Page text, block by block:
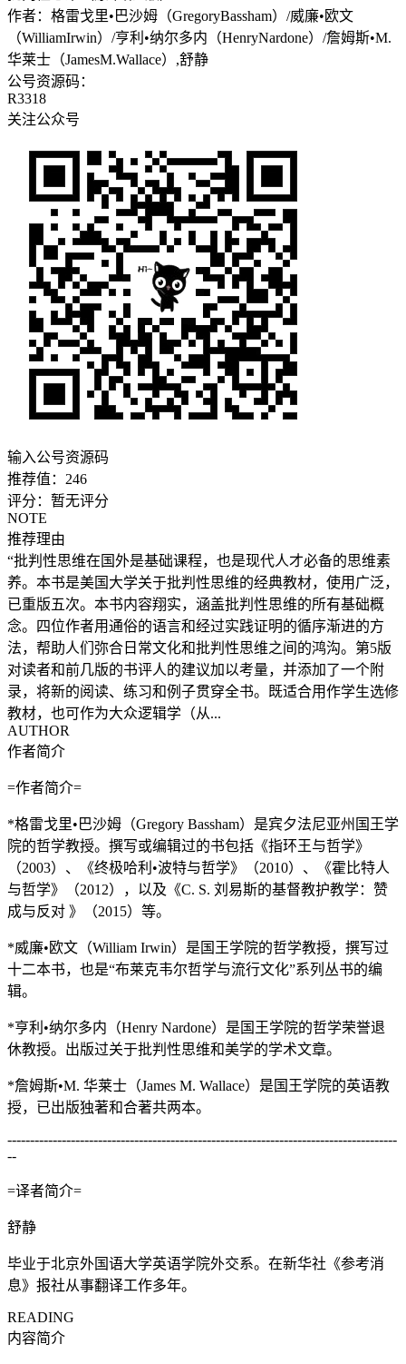
作者： 格雷戈里•巴沙姆（GregoryBassham）/威廉•欧文
（WilliamIrwin）/亨利•纳尔多内（HenryNardone）/詹姆斯•M.
华莱士（JamesM.Wallace）,舒静
公号资源码：
R3318
关注公众号
输入公号资源码
推荐值： 246
评分： 暂无评分
NOTE
推荐理由
“批判性思维在国外是基础课程，也是现代人才必备的思维素
养。本书是美国大学关于批判性思维的经典教材，使用广泛，
已重版五次。本书内容翔实，涵盖批判性思维的所有基础概
念。四位作者用通俗的语言和经过实践证明的循序渐进的方
法，帮助人们弥合日常文化和批判性思维之间的鸿沟。第5版
对读者和前几版的书评人的建议加以考量，并添加了一个附
录，将新的阅读、练习和例子贯穿全书。既适合用作学生选修
教材，也可作为大众逻辑学（从...
AUTHOR
作者简介
=作者简介=
*格雷戈里•巴沙姆（Gregory Bassham）是宾夕法尼亚州国王学
院的哲学教授。撰写或编辑过的书包括《指环王与哲学》
（2003）、《终极哈利•波特与哲学》（2010）、《霍比特人
与哲学》（2012），以及《C. S. 刘易斯的基督教护教学：赞
成与反对 》（2015）等。
*威廉•欧文（William Irwin）是国王学院的哲学教授，撰写过
十二本书，也是“布莱克韦尔哲学与流行文化”系列丛书的编
辑。
*亨利•纳尔多内（Henry Nardone）是国王学院的哲学荣誉退
休教授。出版过关于批判性思维和美学的学术文章。
*詹姆斯•M. 华莱士（James M. Wallace）是国王学院的英语教
授，已出版独著和合著共两本。
--------------------------------------------------------------------------------------
--
=译者简介=
舒静
毕业于北京外国语大学英语学院外交系。在新华社《参考消
息》报社从事翻译工作多年。
READING
内容简介